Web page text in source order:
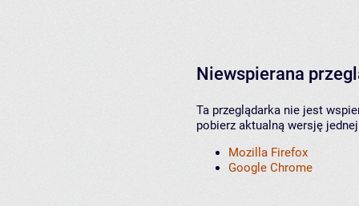
Niewspierana
Ta przeglądarka nie jest
pobierz aktualną wersję
Mozilla Firefox
Google Chrome